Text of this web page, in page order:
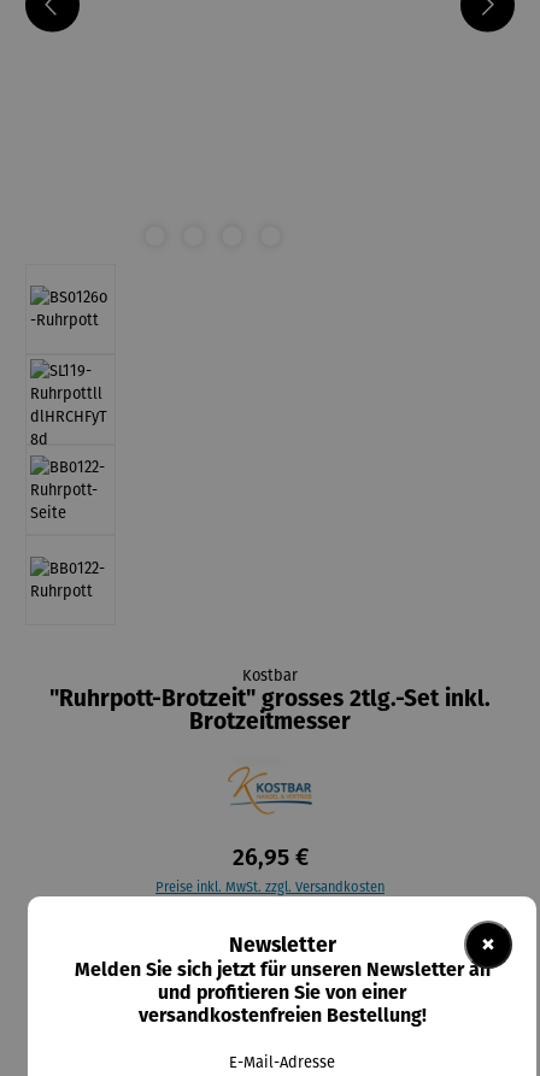
Kostbar
"Ruhrpott-Brotzeit" grosses 2tlg.-Set inkl.
Brotzeitmesser
26,95 €
Preise inkl. MwSt. zzgl. Versandkosten
Durchschnittliche Bewertung von 5 von 5 Sternen
1 Bewertung
Lieferzeit: 2-5 Tage
Messerfarbe
×
Newsletter
Melden Sie sich jetzt für unseren Newsletter an
und profitieren Sie von einer
versandkostenfreien Bestellung!
E-Mail-Adresse